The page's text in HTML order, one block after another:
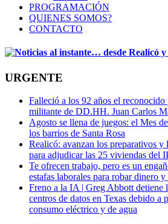
PROGRAMACIÓN
QUIENES SOMOS?
CONTACTO
URGENTE
Falleció a los 92 años el
militante de DD.HH. Juan Carlos
Agosto se llena de juegos: el Mes
los barrios de Santa Rosa
Realicó: avanzan los preparativos y
para adjudicar las 25 viviendas del
Te ofrecen trabajo, pero es un
estafas laborales para robar dinero y
Freno a la IA | Greg Abbott detiene
centros de datos en Texas debido a
consumo eléctrico y de agua